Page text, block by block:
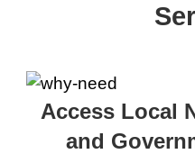
Access Local
and